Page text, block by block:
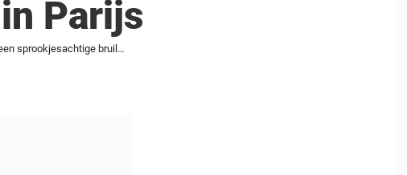
Parijs
‘Het mooiste meisje ter wereld’, Thylane Blondeau, trouwt met een Franse dj tijdens een sprookjesachtige bruiloft in Parijs